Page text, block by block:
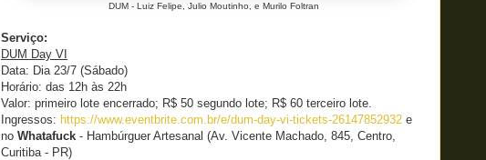
DUM - Luiz Felipe, Julio Moutinho, e Murilo Foltran
Serviço:
DUM Day VI
Data: Dia 23/7 (Sábado)
Horário: das 12h às 22h
Valor: primeiro lote encerrado; R$ 50 segundo lote; R$ 60 terceiro lote.
Ingressos: https://www.eventbrite.com.br/e/dum-day-vi-tickets-26147852932 e
no Whatafuck - Hambúrguer Artesanal (Av. Vicente Machado, 845, Centro,
Curitiba - PR)